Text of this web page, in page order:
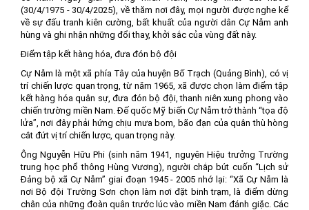
(30/4/1975 - 30/4/2025), về thăm nơi đây, mọi người được nghe kể
về sự đấu tranh kiên cường, bất khuất của người dân Cự Nẫm anh
hùng và ghi nhận những đổi thay, khởi sắc của vùng đất này.
Điểm tập kết hàng hóa, đưa đón bộ đội
Cự Nẫm là một xã phía Tây của huyện Bố Trạch (Quảng Bình), có vị
trí chiến lược quan trọng, từ năm 1965, xã được chọn làm điểm tập
kết hàng hóa quân sự, đưa đón bộ đội, thanh niên xung phong vào
chiến trường miền Nam. Đế quốc Mỹ biến Cự Nẫm trở thành “tọa độ
lửa”, nơi đây phải hứng chịu mưa bom, bão đạn của quân thù hòng
cắt đứt vị trí chiến lược, quan trọng này.
Ông Nguyễn Hữu Phi (sinh năm 1941, nguyên Hiệu trưởng Trường
trung học phổ thông Hùng Vương), người chắp bút cuốn “Lịch sử
Đảng bộ xã Cự Nẫm” giai đoạn 1945 - 2005 nhớ lại: “Xã Cự Nẫm là
nơi Bộ đội Trường Sơn chọn làm nơi đặt binh trạm, là điểm dừng
chân của những đoàn quân trước lúc vào miền Nam đánh giặc. Các